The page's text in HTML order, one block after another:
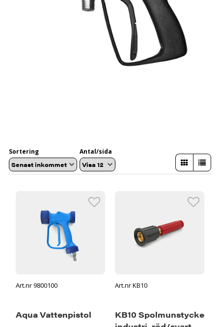
Sortering Antal/sida
Art.nr 9800100
Aqua Vattenpistol
Art.nr KB10
KB10 Spolmunstycke